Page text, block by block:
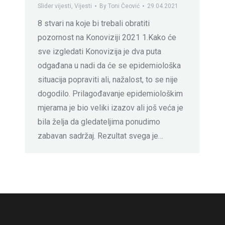
Slider vijesti, Vijesti By Toni Čeović 29.04.2021
8 stvari na koje bi trebali obratiti
pozornost na Konoviziji 2021 1.Kako će
sve izgledati Konovizija je dva puta
odgađana u nadi da će se epidemiološka
situacija popraviti ali, nažalost, to se nije
dogodilo. Prilagođavanje epidemiološkim
mjerama je bio veliki izazov ali još veća je
bila želja da gledateljima ponudimo
zabavan sadržaj. Rezultat svega je…